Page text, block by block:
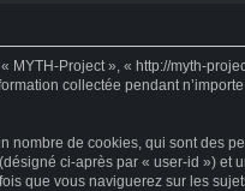
Project », « http://myth-
collectée pendant
de cookies, qui sont des
ci-après par « user-id ») et
que vous naviguerez sur les